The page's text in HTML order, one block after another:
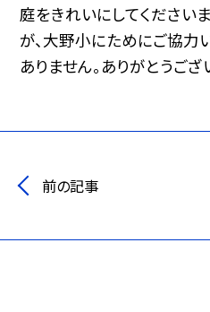
庭をきれいにしてください
が、大野小にためにご協力
ありません。ありがとうござ
前の記事